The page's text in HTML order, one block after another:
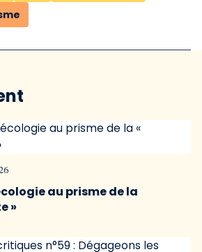
au prisme de la
»